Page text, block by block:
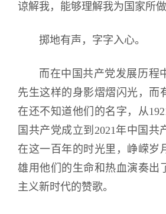
谅解我，能够理解我为国家所
掷地有声，字字入心。
而在中国共产党发展历程
先生这样的身影熠熠闪光，而
在还不知道他们的名字，从
国共产党成立到2021年中国共
在这一百年的时光里，峥嵘岁
雄用他们的生命和热血演奏出
主义新时代的赞歌。